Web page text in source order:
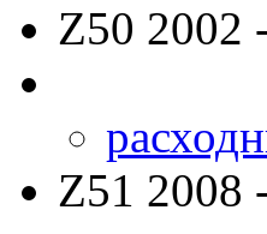
Z50 2002
Z51 2008